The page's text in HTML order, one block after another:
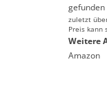
gefunden
zuletzt
Preis kann
Weitere
Amazon